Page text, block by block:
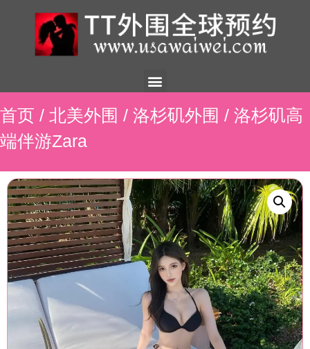
首页 / 北美外围 / 洛杉矶外围 / 洛杉矶高
端伴游Zara